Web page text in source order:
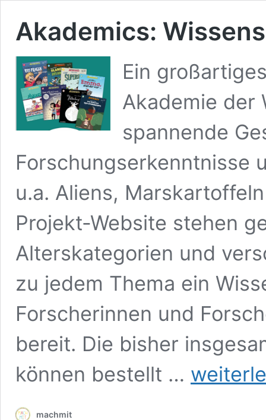
Akademics:
Ein
Akademie der
spannende
Forschungserkenntnisse
u.a. Aliens,
Projekt-Website stehen
Alterskategorien und
zu jedem Thema ein
Forscherinnen und
bereit. Die bisher
können bestellt …
Akademics:
machmit